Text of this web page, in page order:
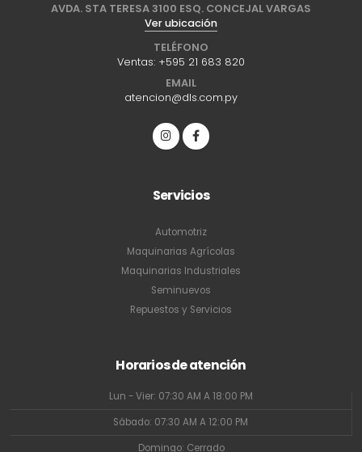
AVDA. STA TERESA 3100 ESQ. CONCEJAL VARGAS
Ver ubicación
TELÉFONO
Ventas: +595 21 683 820
EMAIL
atencion@dls.com.py
Servicios
Automotriz
Maquinarias Agrícolas
Maquinarias Industriales
Seminuevos
Repuestos y Servicios
Horarios de atención
Lun - Vier: 07:30 AM A 18:00 PM
Sábado: 07:30 AM A 12:00 PM
Domingo: Cerrado